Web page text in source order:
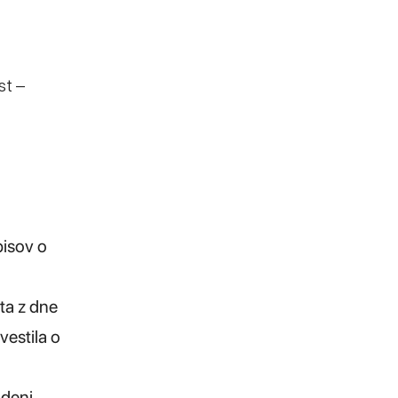
–
o
z dne
o